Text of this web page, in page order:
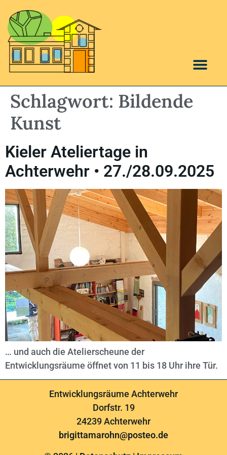
Schlagwort: Bildende
Kunst
Kieler Ateliertage in
Achterwehr • 27./28.09.2025
… und auch die Atelierscheune der
Entwicklungsräume öffnet von 11 bis 18 Uhr ihre Tür.
Entwicklungsräume Achterwehr
Dorfstr. 19
24239 Achterwehr
brigittamarohn@posteo.de